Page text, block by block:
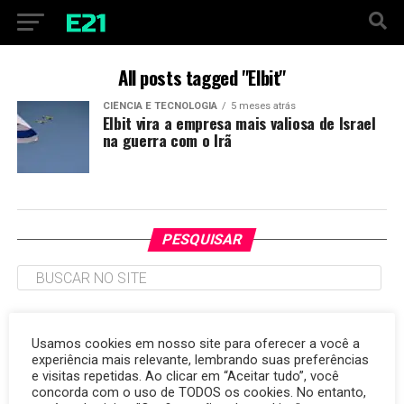
All posts tagged "Elbit"
CIÊNCIA E TECNOLOGIA 5 meses atrás
Elbit vira a empresa mais valiosa de Israel
na guerra com o Irã
PESQUISAR
7 de outubro amizade argentina autismo Brasil Carlo Ancelotti
cibersegurança consumidor copa do mundo Corinthians
Cruzeiro desenvolvimento destaque Egito energia renovável
Usamos cookies em nosso site para oferecer a você a
experiência mais relevante, lembrando suas preferências
e visitas repetidas. Ao clicar em “Aceitar tudo”, você
concorda com o uso de TODOS os cookies. No entanto,